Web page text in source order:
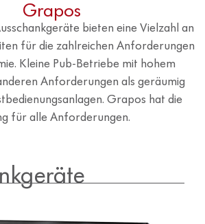
Grapos
bieten eine Vielzahl an
für die zahlreichen Anforderungen
Kleine Pub-Betriebe mit hohem
Anforderungen als geräumig
Grapos hat die
für alle Anforderungen.